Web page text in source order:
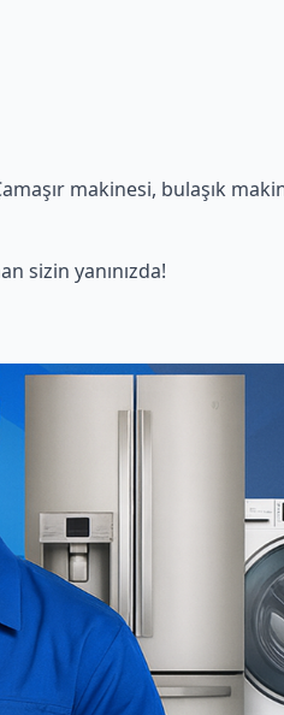
makinesi, bulaşık
sizin yanınızda!